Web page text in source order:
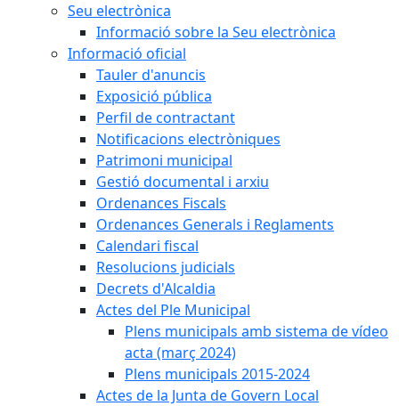
Seu electrònica
Informació sobre la Seu electrònica
Informació oficial
Tauler d'anuncis
Exposició pública
Perfil de contractant
Notificacions electròniques
Patrimoni municipal
Gestió documental i arxiu
Ordenances Fiscals
Ordenances Generals i Reglaments
Calendari fiscal
Resolucions judicials
Decrets d'Alcaldia
Actes del Ple Municipal
Plens municipals amb sistema de vídeo
acta (març 2024)
Plens municipals 2015-2024
Actes de la Junta de Govern Local